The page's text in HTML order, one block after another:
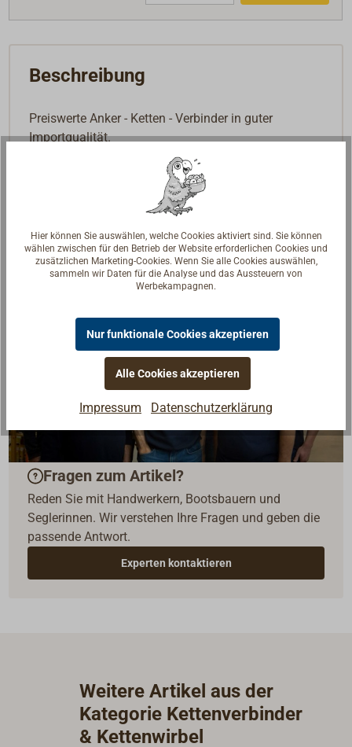
Beschreibung
Preiswerte Anker - Ketten - Verbinder in guter
Importqualität.
mit Wirbel und Gelenk
Fragen zum Artikel?
Reden Sie mit Handwerkern, Bootsbauern und
Seglerinnen. Wir verstehen Ihre Fragen und geben die
passende Antwort.
Experten kontaktieren
Weitere Artikel aus der
Kategorie Kettenverbinder
& Kettenwirbel
Hier können Sie auswählen, welche Cookies aktiviert sind. Sie können
wählen zwischen für den Betrieb der Website erforderlichen Cookies und
zusätzlichen Marketing-Cookies. Wenn Sie alle Cookies auswählen,
sammeln wir Daten für die Analyse und das Aussteuern von
Werbekampagnen.
Nur funktionale Cookies akzeptieren
Alle Cookies akzeptieren
Impressum Datenschutzerklärung